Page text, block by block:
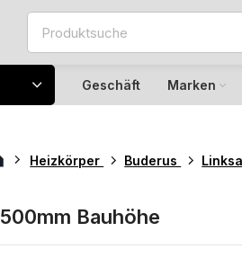
Geschäft Marken
Heizkörper Buderus
500mm Bauhöhe